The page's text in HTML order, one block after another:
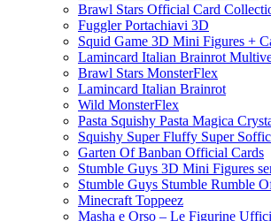
Brawl Stars Official Card
Fuggler Portachiavi 3D
Squid Game 3D Mini Figures +
Lamincard Italian Brainrot
Brawl Stars MonsterFlex
Lamincard Italian Brainrot
Wild MonsterFlex
Pasta Squishy Pasta Magica
Squishy Super Fluffy Super
Garten Of Banban Official Cards
Stumble Guys 3D Mini Figures
Stumble Guys Stumble Rumble
Minecraft Toppeez
Masha e Orso – Le Figurine